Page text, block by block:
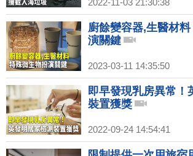
2022-11-03 21:30:38
廚餘變容器,生醫材
演關鍵
2023-03-11 14:35:50
即早發現乳房異常！
裝置獲獎
2022-09-24 14:54:41